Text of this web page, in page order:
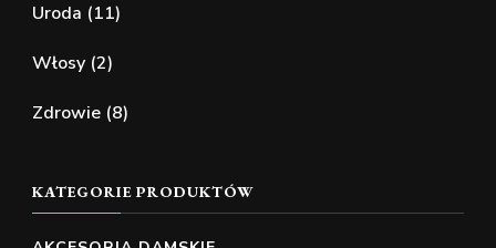
Uroda (11)
Włosy (2)
Zdrowie (8)
KATEGORIE PRODUKTÓW